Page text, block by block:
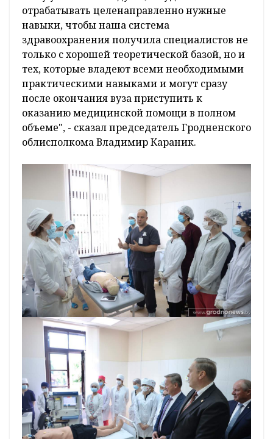
отрабатывать целенаправленно нужные
навыки, чтобы наша система
здравоохранения получила специалистов не
только с хорошей теоретической базой, но и
тех, которые владеют всеми необходимыми
практическими навыками и могут сразу
после окончания вуза приступить к
оказанию медицинской помощи в полном
объеме", - сказал председатель Гродненского
облисполкома Владимир Караник.